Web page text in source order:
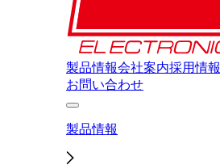
製品情報会社案内採用情報
お問い合わせ
製品情報